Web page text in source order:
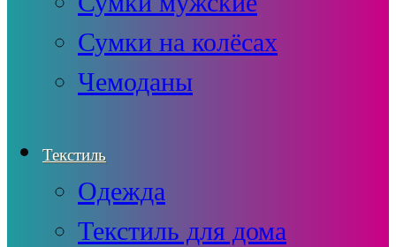
Сумки на колёсах
Чемоданы
Текстиль
Одежда
Текстиль для дома